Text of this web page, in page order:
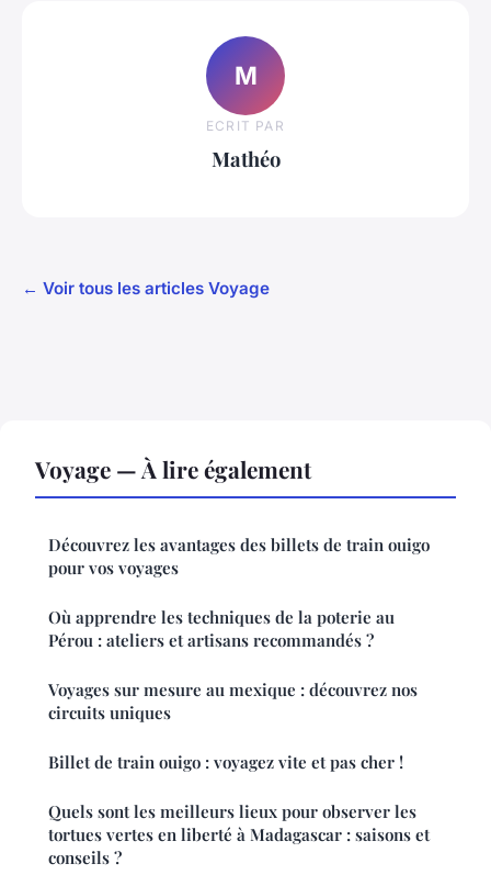
M
ECRIT PAR
Mathéo
← Voir tous les articles Voyage
Voyage — À lire également
Découvrez les avantages des billets de train ouigo
pour vos voyages
Où apprendre les techniques de la poterie au
Pérou : ateliers et artisans recommandés ?
Voyages sur mesure au mexique : découvrez nos
circuits uniques
Billet de train ouigo : voyagez vite et pas cher !
Quels sont les meilleurs lieux pour observer les
tortues vertes en liberté à Madagascar : saisons et
conseils ?